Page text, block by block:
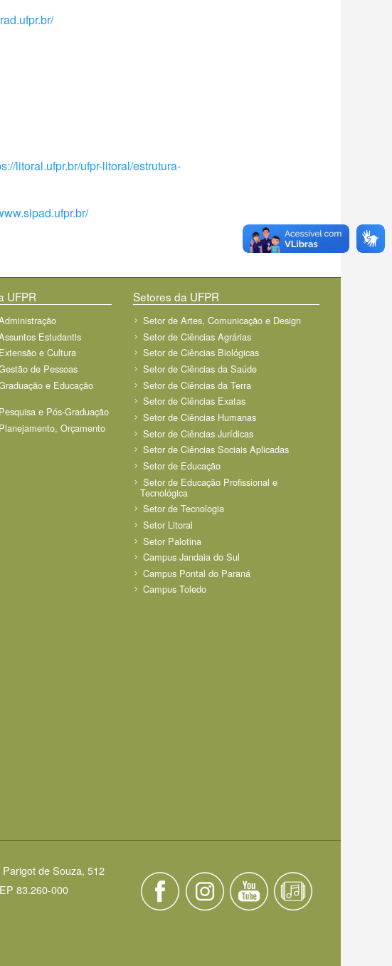
litoral.ufpr.br/ufpr-litoral/estrutura-
UFPR
Estudantis
e Cultura
de Pessoas
e Educação
e Pós-Graduação
Orçamento
Setores da UFPR
Setor de Artes, Comunicação e Design
Setor de Ciências Agrárias
Setor de Ciências Biológicas
Setor de Ciências da Saúde
Setor de Ciências da Terra
Setor de Ciências Exatas
Setor de Ciências Humanas
Setor de Ciências Jurídicas
Setor de Ciências Sociais Aplicadas
Setor de Educação
Setor de Educação Profissional e
Tecnológica
Setor de Tecnologia
Setor Litoral
Setor Palotina
Campus Jandaia do Sul
Campus Pontal do Paraná
Campus Toledo
de Souza, 512
83.260-000